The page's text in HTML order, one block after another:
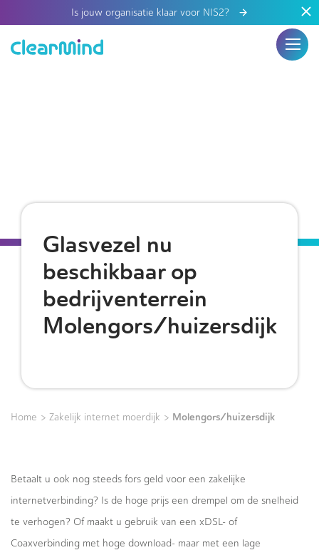
Is jouw organisatie klaar voor NIS2?
Glasvezel nu
beschikbaar op
bedrijventerrein
Molengors/huizersdijk
Home > Zakelijk internet moerdijk > Molengors/huizersdijk
Betaalt u ook nog steeds fors geld voor een zakelijke
internetverbinding? Is de hoge prijs een drempel om de snelheid
te verhogen? Of maakt u gebruik van een xDSL- of
Coaxverbinding met hoge download- maar met een lage